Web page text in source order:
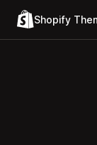
Shopify